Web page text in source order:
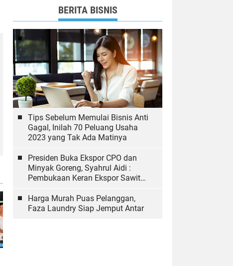
BERITA BISNIS
Tips Sebelum Memulai Bisnis Anti
Gagal, Inilah 70 Peluang Usaha
2023 yang Tak Ada Matinya
Presiden Buka Ekspor CPO dan
Minyak Goreng, Syahrul Aidi :
Pembukaan Keran Ekspor Sawit
Harga Murah Puas Pelanggan,
Faza Laundry Siap Jemput Antar